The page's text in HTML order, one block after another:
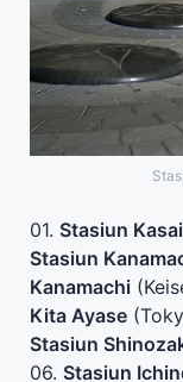
01. Stasiun
Stasiun
Kanamachi
Kita Ayase
Stasiun
06. Stasiun